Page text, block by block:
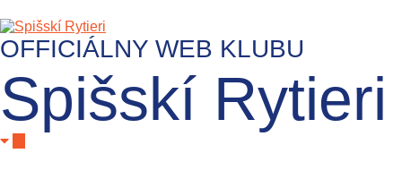
OFFICIÁLNY WEB KLUBU
Spišskí Rytieri